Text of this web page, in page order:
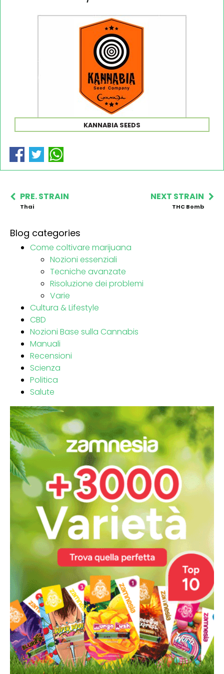
KANNABIA SEEDS
PRE. STRAIN
Thai
NEXT STRAIN
THC Bomb
Blog categories
Come coltivare marijuana
Nozioni essenziali
Tecniche avanzate
Risoluzione dei problemi
Varie
Cultura & Lifestyle
CBD
Nozioni Base sulla Cannabis
Manuali
Recensioni
Scienza
Politica
Salute